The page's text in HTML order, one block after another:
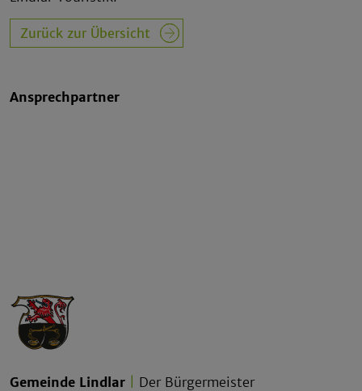
Zurück zur Übersicht
Ansprechpartner
Gemeinde Lindlar Der Bürgermeister